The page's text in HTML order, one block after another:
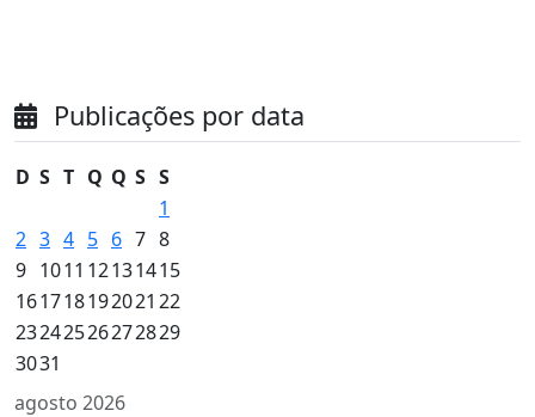
Publicações por data
agosto 2026
D S T Q Q S S
1
2 3 4 5 6 7 8
9 1011 12131415
161718192021 22
23242526272829
3031